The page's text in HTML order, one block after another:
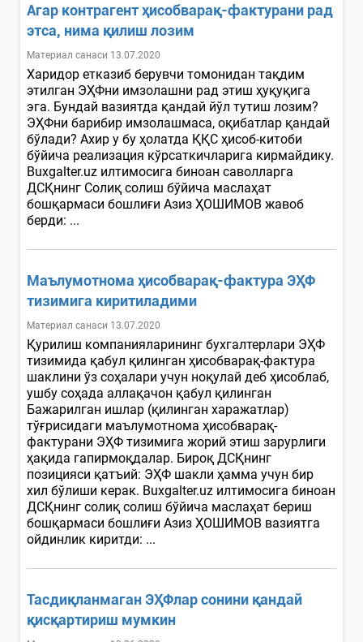
Агар контрагент ҳисобварақ-фактурани рад
этса, нима қилиш лозим
Материал санаси 13.07.2020
Харидор етказиб берувчи томонидан тақдим
этилган ЭҲФни имзолашни рад этиш ҳуқуқига
эга. Бундай вазиятда қандай йўл тутиш лозим?
ЭҲФни барибир имзолашмаса, оқибатлар қандай
бўлади? Ахир у бу ҳолатда ҚҚС ҳисоб-китоби
бўйича реализация кўрсаткичларига кирмайдику.
Buxgalter.uz илтимосига биноан саволларга
ДСҚнинг Солиқ солиш бўйича маслаҳат
бошқармаси бошлиғи Азиз ҲОШИМОВ жавоб
берди: ...
Маълумотнома ҳисобварақ-фактура ЭҲФ
тизимига киритиладими
Материал санаси 13.07.2020
Қурилиш компанияларининг бухгалтерлари ЭҲФ
тизимида қабул қилинган ҳисобварақ-фактура
шаклини ўз соҳалари учун ноқулай деб ҳисоблаб,
ушбу соҳада аллақачон қабул қилинган
Бажарилган ишлар (қилинган харажатлар)
тўғрисидаги маълумотнома ҳисобварақ-
фактурани ЭҲФ тизимига жорий этиш зарурлиги
ҳақида гапирмоқдалар. Бироқ ДСҚнинг
позицияси қатъий: ЭҲФ шакли ҳамма учун бир
хил бўлиши керак. Вuxgalter.uz илтимосига биноан
ДСҚнинг солиқ солиш бўйича маслаҳат бериш
бошқармаси бошлиғи Азиз ҲОШИМОВ вазиятга
ойдинлик киритди: ...
Тасдиқланмаган ЭҲФлар сонини қандай
қисқартириш мумкин